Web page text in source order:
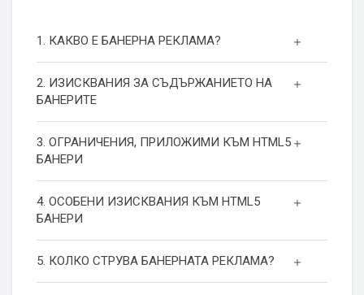
1. КАКВО Е БАНЕРНА РЕКЛАМА?
2. ИЗИСКВАНИЯ ЗА СЪДЪРЖАНИЕТО НА
БАНЕРИТЕ
3. ОГРАНИЧЕНИЯ, ПРИЛОЖИМИ КЪМ HTML5
БАНЕРИ
4. ОСОБЕНИ ИЗИСКВАНИЯ КЪМ HTML5
БАНЕРИ
5. КОЛКО СТРУВА БАНЕРНАТА РЕКЛАМА?